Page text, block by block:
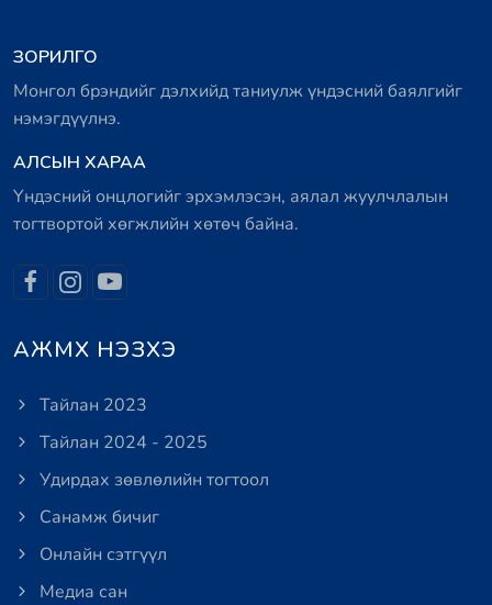
ЗОРИЛГО
Монгол брэндийг дэлхийд таниулж үндэсний баялгийг
нэмэгдүүлнэ.
АЛСЫН ХАРАА
Үндэсний онцлогийг эрхэмлэсэн, аялал жуулчлалын
тогтвортой хөгжлийн хөтөч байна.
АЖМХ НЭЗХЭ
Тайлан 2023
Тайлан 2024 - 2025
Удирдах зөвлөлийн тогтоол
Санамж бичиг
Онлайн сэтгүүл
Медиа сан